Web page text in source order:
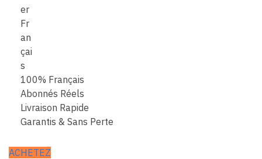
100% Français
Abonnés Réels
Livraison Rapide
Garantis & Sans Perte
ACHETEZ